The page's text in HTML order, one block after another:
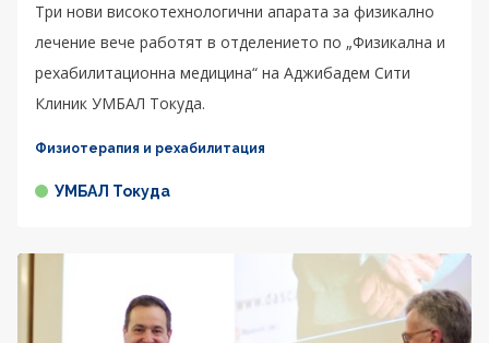
Три нови високотехнологични апарата за физикално
лечение вече работят в отделението по „Физикална и
рехабилитационна медицина“ на Аджибадем Сити
Клиник УМБАЛ Токуда.
Физиотерапия и рехабилитация
УМБАЛ Токуда